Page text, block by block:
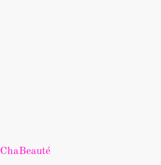
ChaBeauté